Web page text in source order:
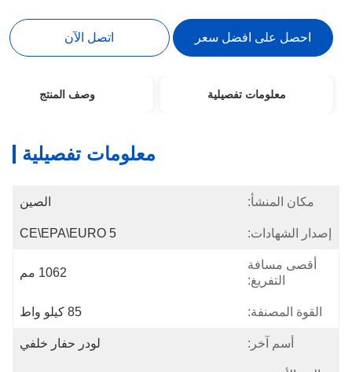
احصل على افضل سعر اتصل الآن
معلومات تفصيلية وصف المنتج
معلومات تفصيلية
مكان المنشأ: الصين
إصدار الشهادات: CE\EPA\EURO 5
أقصى مسافة
التفريغ:
1062 مم
القوة المصنفة: 85 كيلو واط
أسم آخر: لودر حفار خلفي